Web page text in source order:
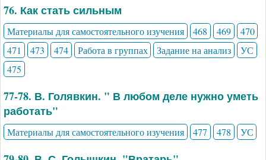
76. Как стать сильным
Материалы для самостоятельного изучения 468 469
470
471
473 474 Работа в группах Задание на анализ
УС
475
77-78. В. Голявкин. " В любом деле нужно уметь
работать"
Материалы для самостоятельного изучения 477 478 УС